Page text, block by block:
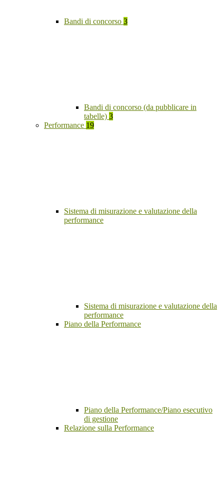
Bandi di concorso 3
Bandi di concorso (da pubblicare in
tabelle) 3
Performance 19
Sistema di misurazione e valutazione della
performance
Sistema di misurazione e valutazione della
performance
Piano della Performance
Piano della Performance/Piano esecutivo
di gestione
Relazione sulla Performance